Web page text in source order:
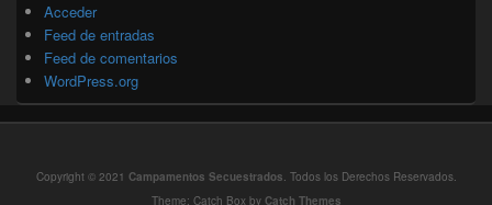
Acceder
Feed de entradas
Feed de comentarios
WordPress.org
Copyright © 2021 Campamentos Secuestrados. Todos los Derechos Reservados.
Theme: Catch Box by Catch Themes